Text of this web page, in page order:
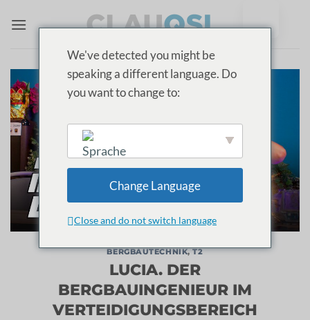
Inhalt
BERGBAUTECHNIK,T2
LUCIA. DER
BERGBAUINGENIEUR IM
VERTEIDIGUNGSBEREICH
We've detected you might be
speaking a different language. Do
you want to change to:
English
Change Language
Close and do not switch language